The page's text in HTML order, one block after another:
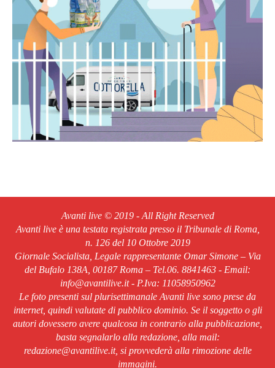
Avanti live © 2019 - All Right Reserved
Avanti live è una testata registrata presso il Tribunale di Roma,
n. 126 del 10 Ottobre 2019
Giornale Socialista, Legale rappresentante Omar Simone – Via
del Bufalo 138A, 00187 Roma – Tel.06. 8841463 - Email:
info@avantilive.it - P.Iva: 11058950962
Le foto presenti sul plurisettimanale Avanti live sono prese da
internet, quindi valutate di pubblico dominio. Se il soggetto o gli
autori dovessero avere qualcosa in contrario alla pubblicazione,
basta segnalarlo alla redazione, alla mail:
redazione@avantilive.it, si provvederà alla rimozione delle
immagini.